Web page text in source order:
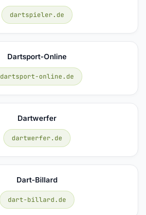
dartspieler.de
Dartsport-Online
dartsport-online.de
Dartwerfer
dartwerfer.de
Dart-Billard
dart-billard.de